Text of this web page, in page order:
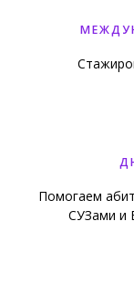
Помогаем
СУЗами и